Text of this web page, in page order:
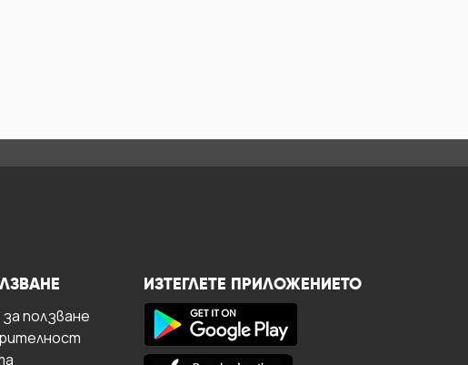
ползване
ИЗТЕГЛЕТЕ ПРИЛОЖЕНИЕТО